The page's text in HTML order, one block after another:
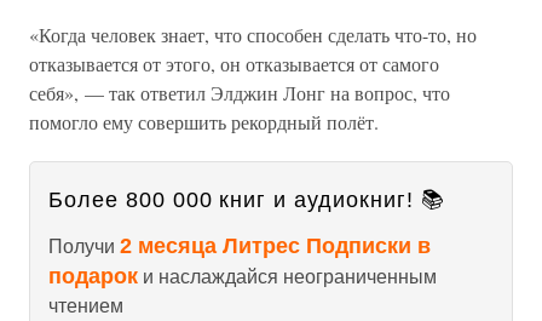
«Когда человек знает, что способен сделать что-то, но
отказывается от этого, он отказывается от самого
себя», — так ответил Элджин Лонг на вопрос, что
помогло ему совершить рекордный полёт.
Более 800 000 книг и аудиокниг! 📚
Получи 2 месяца Литрес Подписки в
подарок и наслаждайся неограниченным
чтением